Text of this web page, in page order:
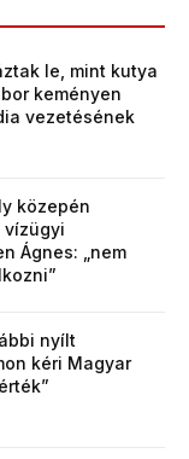
le, mint kutya
keményen
vezetésének
közepén
Ágnes: „nem
nyílt
kéri Magyar